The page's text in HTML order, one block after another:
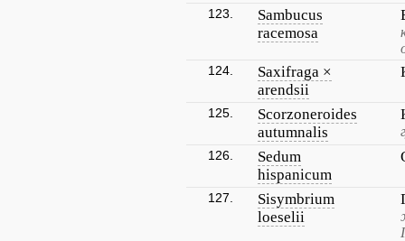
123.
Sambucus
racemosa
124.
Saxifraga ×
arendsii
125.
Scorzoneroides
autumnalis
126.
Sedum
hispanicum
127.
Sisymbrium
loeselii